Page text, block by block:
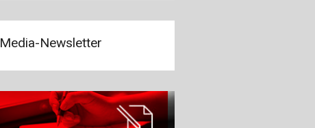
Media-Newsletter